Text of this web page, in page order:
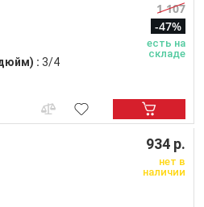
: 3/4
1 107
-47%
есть на
складе
934 р.
нет в
наличии